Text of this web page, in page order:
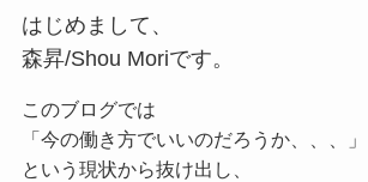
はじめまして、
森昇/Shou Moriです。
このブログでは
「今の働き方でいいのだろうか、、、」
という現状から抜け出し、